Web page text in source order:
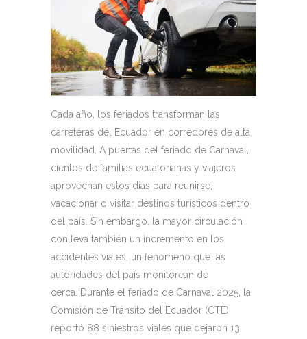
Cada año, los feriados transforman las
carreteras del Ecuador en corredores de alta
movilidad. A puertas del feriado de Carnaval,
cientos de familias ecuatorianas y viajeros
aprovechan estos días para reunirse,
vacacionar o visitar destinos turísticos dentro
del país. Sin embargo, la mayor circulación
conlleva también un incremento en los
accidentes viales, un fenómeno que las
autoridades del país monitorean de
cerca. Durante el feriado de Carnaval 2025, la
Comisión de Tránsito del Ecuador (CTE)
reportó 88 siniestros viales que dejaron 13